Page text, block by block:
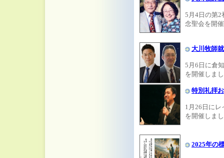
5月4日の第2
念聖会を開
大川牧師
5月6日に倉
を開催しま
特別礼拝
1月26日に
を開催しま
2025年の